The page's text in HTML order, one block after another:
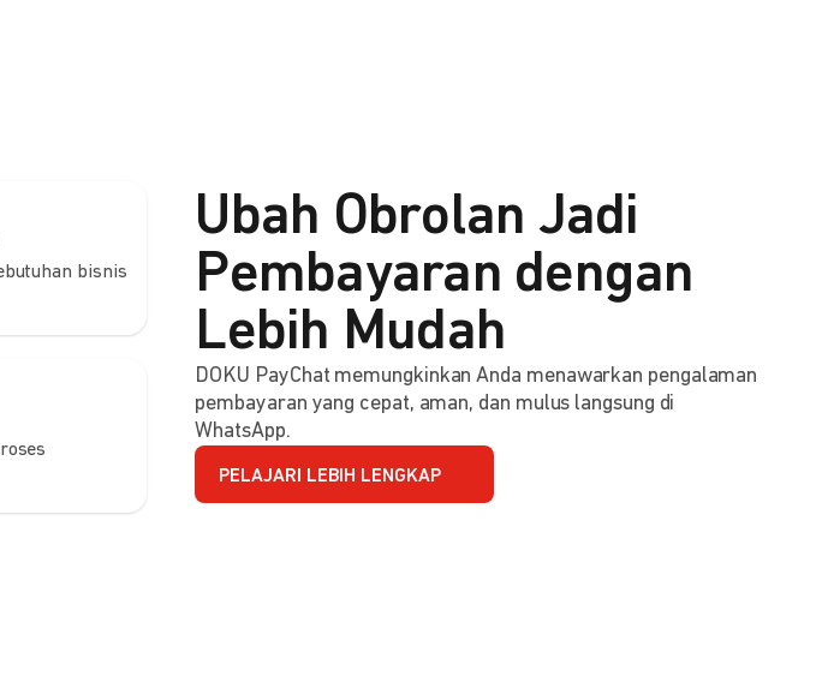
bisnis
Ubah Obrolan Jadi
Pembayaran dengan
Lebih Mudah
DOKU PayChat memungkinkan Anda menawarkan pengalaman
pembayaran yang cepat, aman, dan mulus langsung di
WhatsApp.
PELAJARI LEBIH LENGKAP